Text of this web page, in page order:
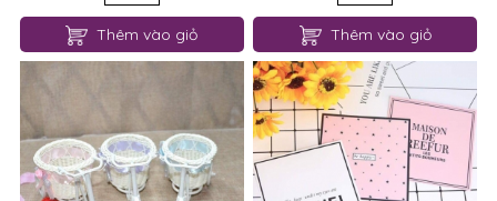
Thêm vào giỏ Thêm vào giỏ